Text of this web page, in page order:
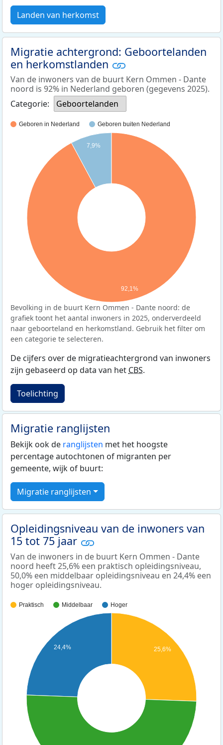
Landen van herkomst
Migratie achtergrond: Geboortelanden
en herkomstlanden
Van de inwoners van de buurt Kern Ommen - Dante
noord is 92% in Nederland geboren (gegevens 2025).
Categorie:
Geboortelanden
Geboren in Nederland Geboren buiten Nederland
7,9%
92,1%
Bevolking in de buurt Kern Ommen - Dante noord: de
grafiek toont het aantal inwoners in 2025, onderverdeeld
naar geboorteland en herkomstland. Gebruik het filter om
een categorie te selecteren.
De cijfers over de migratieachtergrond van inwoners
zijn gebaseerd op data van het CBS.
Toelichting
Migratie ranglijsten
Bekijk ook de ranglijsten met het hoogste
percentage autochtonen of migranten per
gemeente, wijk of buurt:
Migratie ranglijsten
Opleidingsniveau van de inwoners van
15 tot 75 jaar
Van de inwoners in de buurt Kern Ommen - Dante
noord heeft 25,6% een praktisch opleidingsniveau,
50,0% een middelbaar opleidingsniveau en 24,4% een
hoger opleidingsniveau.
Praktisch Middelbaar Hoger
25,6%
24,4%